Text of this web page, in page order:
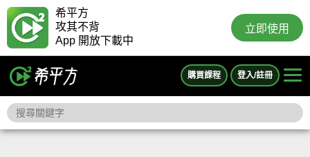
希平方
攻其不背
App 開放下載中
立即使用
購買課程 登入/註冊